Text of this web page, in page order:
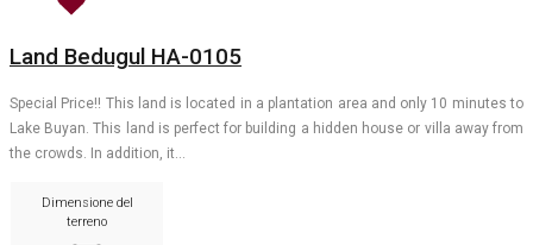
Land Bedugul HA-0105
Special Price!! This land is located in a plantation area and only 10 minutes to
Lake Buyan. This land is perfect for building a hidden house or villa away from
the crowds. In addition, it…
Dimensione del
terreno